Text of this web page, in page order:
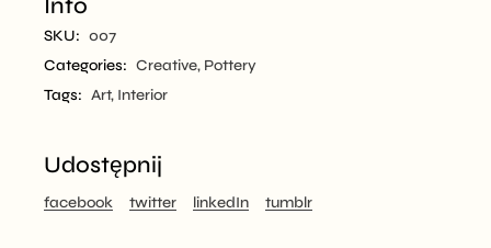
Info
SKU: 007
Categories: Creative, Pottery
Tags: Art, Interior
Udostępnij
facebook twitter linkedIn tumblr